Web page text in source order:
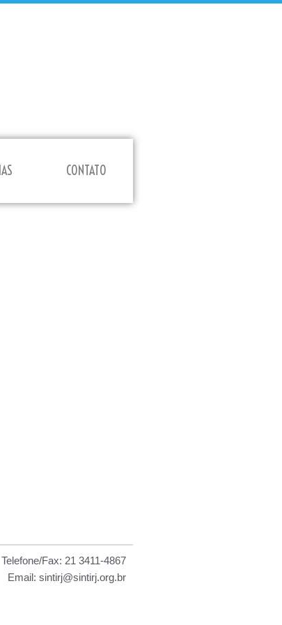
CONTATO
Telefone/Fax: 21 3411-4867
Email: sintirj@sintirj.org.br